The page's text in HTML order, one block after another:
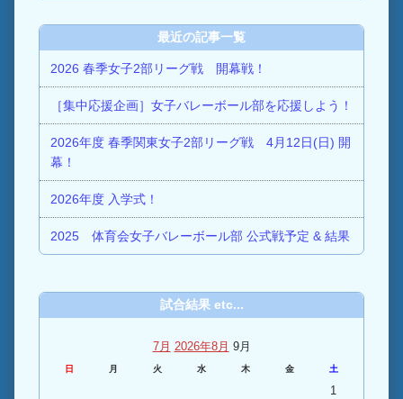
最近の記事一覧
2026 春季女子2部リーグ戦 開幕戦！
［集中応援企画］女子バレーボール部を応援しよう！
2026年度 春季関東女子2部リーグ戦 4月12日(日) 開
幕！
2026年度 入学式！
2025 体育会女子バレーボール部 公式戦予定 & 結果
試合結果 etc...
7月 2026年8月 9月
日 月 火 水 木 金 土
1